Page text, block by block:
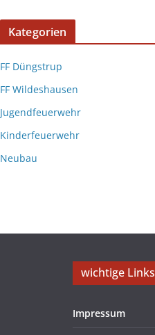
Kategorien
FF Düngstrup
FF Wildeshausen
Jugendfeuerwehr
Kinderfeuerwehr
Neubau
wichtige Links
Impressum